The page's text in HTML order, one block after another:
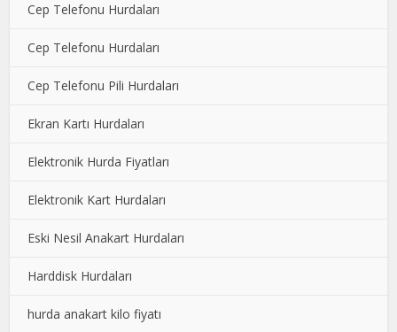
Cep Telefonu Hurdaları
Cep Telefonu Hurdaları
Cep Telefonu Pili Hurdaları
Ekran Kartı Hurdaları
Elektronik Hurda Fiyatları
Elektronik Kart Hurdaları
Eski Nesil Anakart Hurdaları
Harddisk Hurdaları
hurda anakart kilo fiyatı